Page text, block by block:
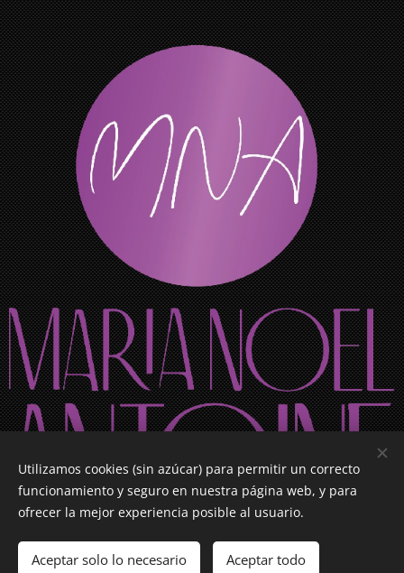
Utilizamos cookies (sin azúcar) para permitir un correcto
funcionamiento y seguro en nuestra página web, y para
ofrecer la mejor experiencia posible al usuario.
Aceptar solo lo necesario Aceptar todo